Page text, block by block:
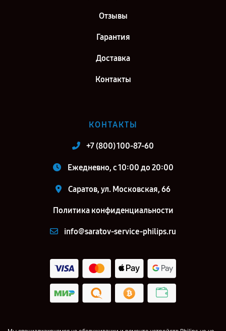
Отзывы
Гарантия
Доставка
Контакты
КОНТАКТЫ
+7 (800) 100-87-60
Ежедневно, с 10:00 до 20:00
Саратов, ул. Московская, 66
Политика конфиденциальности
info@saratov-service-philips.ru